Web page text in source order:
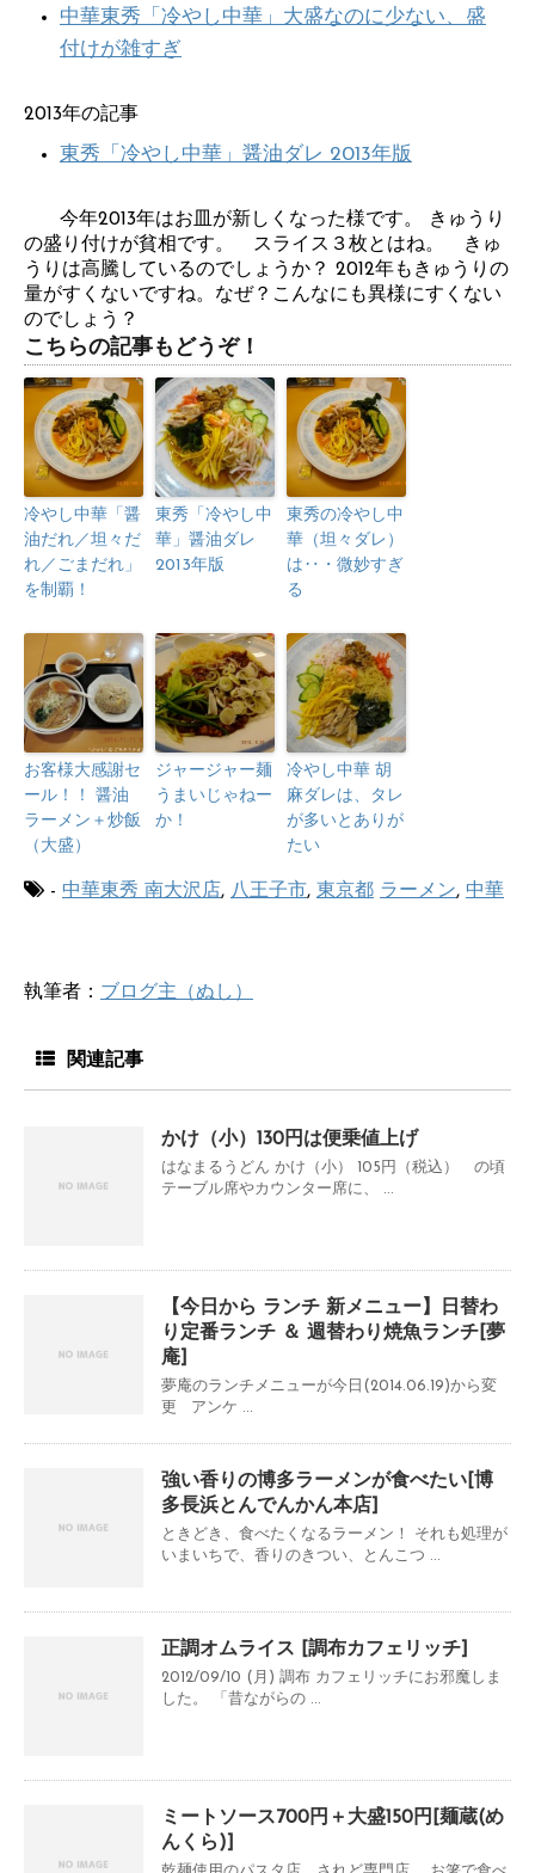
中華東秀「冷やし中華」大盛なのに少ない、盛
付けが雑すぎ
2013年の記事
東秀「冷やし中華」醤油ダレ 2013年版
今年2013年はお皿が新しくなった様です。 きゅうり
の盛り付けが貧相です。 スライス３枚とはね。 きゅ
うりは高騰しているのでしょうか？ 2012年もきゅうりの
量がすくないですね。なぜ？こんなにも異様にすくない
のでしょう？
こちらの記事もどうぞ！
冷やし中華「醤
油だれ／坦々だ
れ／ごまだれ」
を制覇！
東秀「冷やし中
華」醤油ダレ
2013年版
東秀の冷やし中
華（坦々ダレ）
は‥・微妙すぎ
る
お客様大感謝セ
ール！！ 醤油
ラーメン＋炒飯
（大盛）
ジャージャー麺
うまいじゃねー
か！
冷やし中華 胡
麻ダレは、タレ
が多いとありが
たい
- 中華東秀 南大沢店, 八王子市, 東京都 ラーメン, 中華
執筆者： ブログ主（ぬし）
関連記事
かけ（小）130円は便乗値上げ
はなまるうどん かけ（小） 105円（税込） の頃
テーブル席やカウンター席に、 ...
【今日から ランチ 新メニュー】日替わ
り定番ランチ ＆ 週替わり焼魚ランチ[夢
庵]
夢庵のランチメニューが今日(2014.06.19)から変
更 アンケ ...
強い香りの博多ラーメンが食べたい[博
多長浜とんでんかん本店]
ときどき、食べたくなるラーメン！ それも処理が
いまいちで、香りのきつい、とんこつ ...
正調オムライス [調布カフェリッチ]
2012/09/10 (月) 調布 カフェリッチにお邪魔しま
した。 「昔ながらの ...
ミートソース700円＋大盛150円[麺蔵(め
んくら)]